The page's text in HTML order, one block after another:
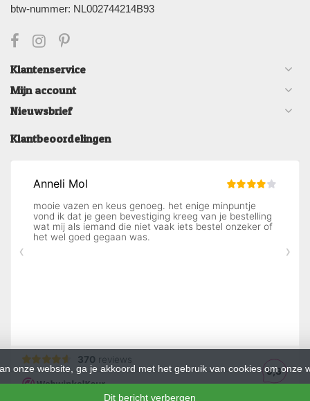
btw-nummer: NL002744214B93
Klantenservice
Mijn account
Nieuwsbrief
Klantbeoordelingen
onze website, ga je akkoord met het gebruik van cookies om onze
Dit bericht verbergen